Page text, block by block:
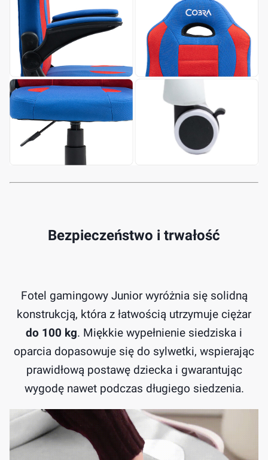
Bezpieczeństwo i trwałość
Fotel gamingowy Junior wyróżnia się solidną
konstrukcją, która z łatwością utrzymuje ciężar
do 100 kg. Miękkie wypełnienie siedziska i
oparcia dopasowuje się do sylwetki, wspierając
prawidłową postawę dziecka i gwarantując
wygodę nawet podczas długiego siedzenia.